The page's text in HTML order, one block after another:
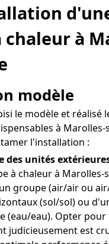
chaleur à
modèle
le modèle et réalisé
à Marolles-
l'installation :
des unités
à chaleur à Marolles-
groupe (air/air ou
(sol/sol) ou
(eau/eau). Opter pour
judicieusement est